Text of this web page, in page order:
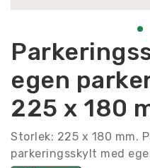
egen
225 x 180
Storlek: 225 x 180 mm.
parkeringsskylt med